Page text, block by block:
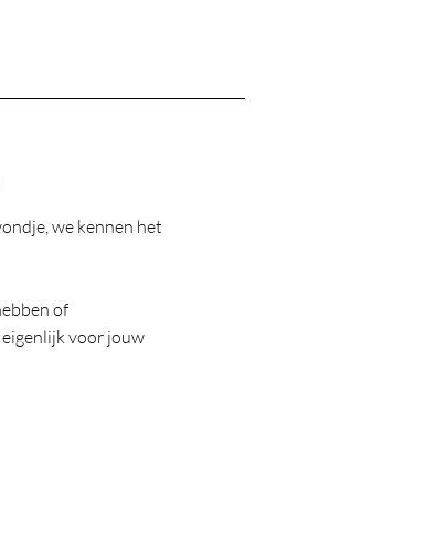
we kennen het
of
voor jouw